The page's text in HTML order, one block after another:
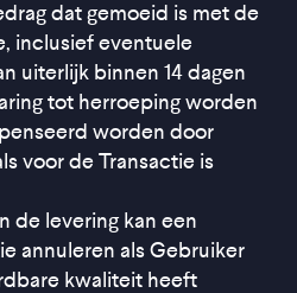
dat gemoeid is met de
inclusief eventuele
uiterlijk binnen 14 dagen
tot herroeping worden
worden door
voor de Transactie is
de levering kan een
annuleren als Gebruiker
kwaliteit heeft